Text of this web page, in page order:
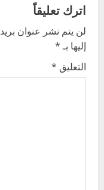
v
i
g
اترك تعليقاً
لن يتم نشر عنوان
إليها بـ*
التعليق *